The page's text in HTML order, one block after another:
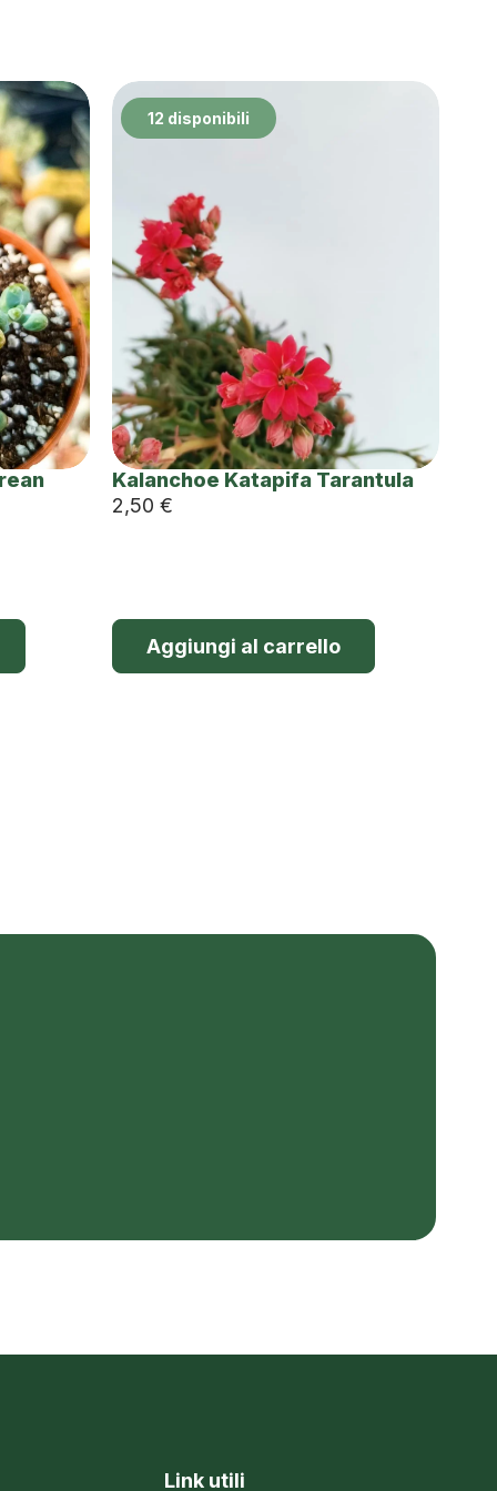
12 disponibili
Kalanchoe Katapifa Tarantula
2,50 €
Aggiungi al carrello
Link utili